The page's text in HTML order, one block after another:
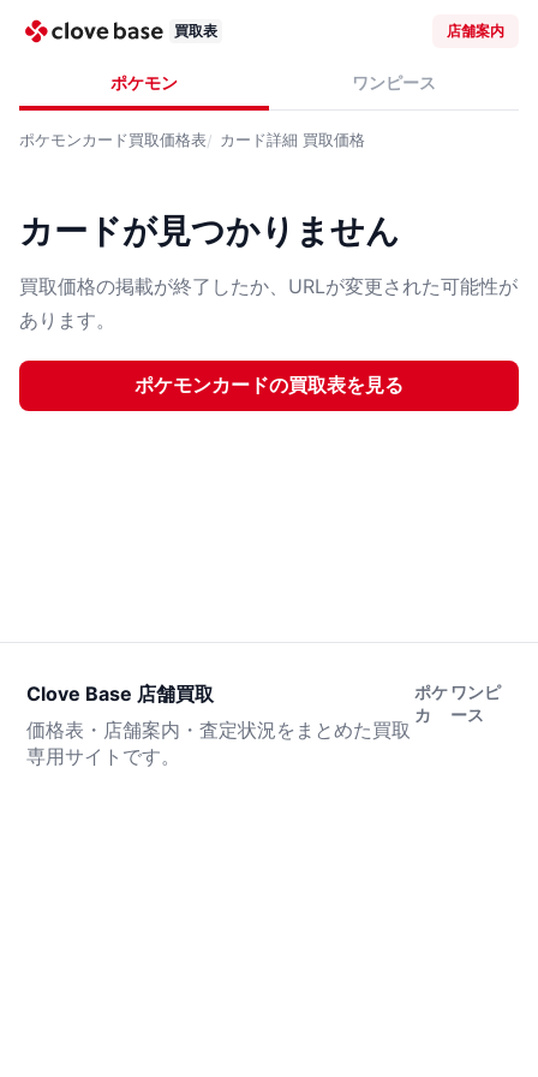
買取表 店舗案内
ポケモン ワンピース
ポケモンカード買取価格表 カード詳細 買取価格
カードが見つかりません
買取価格の掲載が終了したか、URLが変更された可能性が
あります。
ポケモンカードの買取表を見る
Clove Base 店舗買取
価格表・店舗案内・査定状況をまとめた買取
専用サイトです。
ポケ
カ
ワンピ
ース